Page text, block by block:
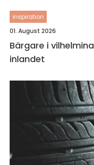
inspiration
01. August 2026
Bärgare i vilhelmina trygg hjälp på vägarna i
inlandet